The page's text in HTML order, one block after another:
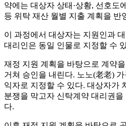
약에는 대상자 상태·상황, 선호도
등 위탁 재산 월별 지출 계획을 반
이 과정에서 대상자는 지원인과
대리인은 동일 인물로 지정할 수
재정 지원 계획을 바탕으로 계약
거쳐 승인을 내린다. 노노(老老)
익자로 지정할 수 있다. 대상자가
분쟁을 막고자 신탁계약 대리권
다.